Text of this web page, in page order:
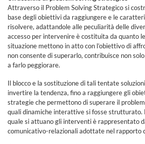
Attraverso il Problem Solving Strategico si
base degli obiettivi da raggiungere e le
risolvere, adattandole alle peculiarità delle
accesso per intervenire è costituita da quanto
situazione mettono in atto con l’obiettivo di
non consente di superarlo, contribuisce non
a farlo peggiorare.
Il blocco e la sostituzione di tali tentate
invertire la tendenza, fino a raggiungere gli
strategie che permettono di superare il
quali dinamiche interattive si fosse strutturato.
quale si attuano gli interventi è rappresentato
comunicativo-relazionali adottate nel rapporto